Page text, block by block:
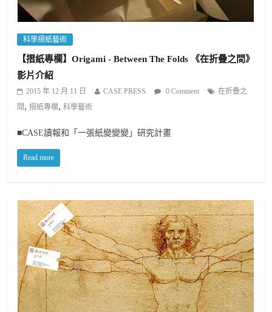
科學摺紙藝術
【摺紙專欄】Origami - Between The Folds 《在折疊之間》
影片介紹
2015 年 12 月 11 日 CASE PRESS 0 Comment
在折疊之
間 ,摺紙專欄 ,科學藝術
■CASE讀報和「一張紙變變變」研究計畫
Read more